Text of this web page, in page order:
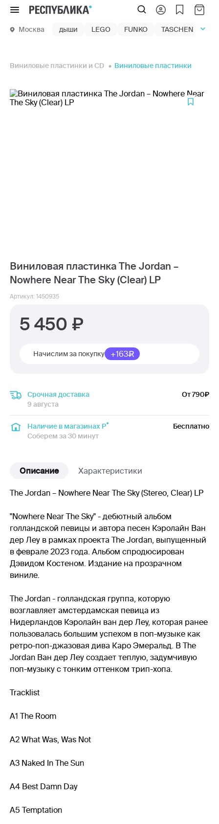
Меню
Москва дыши LEGO FUNKO TASCHEN
Виниловые пластинки и CD Виниловые пластинки
Виниловая пластинка The Jordan –
Nowhere Near The Sky (Clear) LP
Артикул: 1450935
5 450
Начислим за покупку +163
Срочная доставка
9 августа
От 790
Наличие в магазинах Р
Соберем за 30 минут
Бесплатно
Описание Характеристики
The Jordan – Nowhere Near The Sky (Stereo, Clear) LP
"Nowhere Near The Sky" - дебютный альбом
голландской певицы и автора песен Кэролайн Ван
дер Леу в рамках проекта The Jordan, выпущенный
в феврале 2023 года. Альбом спродюсирован
Дэвидом Костеном. Издание на прозрачном
виниле.
The Jordan - голландская группа, которую
возглавляет амстердамская певица из
Нидерландов Кэролайн ван дер Леу, которая ранее
пользовалась большим успехом в поп-музыке как
ретро-поп-джазовая дива Каро Эмеральд. В The
Jordan Ван дер Леу создает теплую, задумчивую
поп-музыку с тонким оттенком трип-хопа.
Tracklist
A1 The Room
A2 What Was, Was Not
A3 Naked In The Sun
A4 Best Damn Day
A5 Temptation